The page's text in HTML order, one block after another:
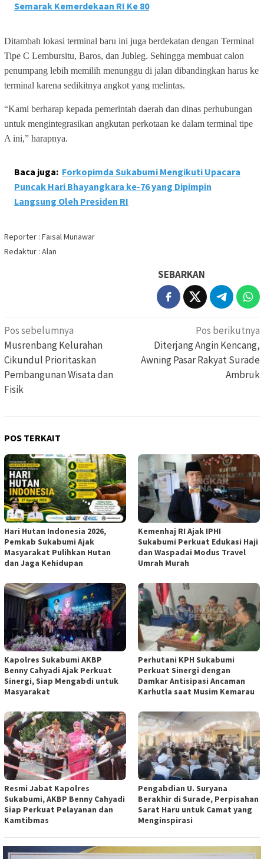
Semarak Kemerdekaan RI Ke 80
Ditambah lokasi terminal baru ini juga berdekatan dengan Terminal
Tipe C Lembursitu, Baros, dan Jubleg. Sehingga membuat calon
penumpang lebih memilih menunggu di jalan dibandingkan harus ke
terminal karena sedikitnya angkot yang melintas.
“Kami berharap kepada pemerintah daerah dan dinas perhubungan
untuk mengintegrasikan angkutan perkotaan ke dalam terminal tipe
A ini,” harapnya.
Baca juga: Forkopimda Sukabumi Mengikuti Upacara
Puncak Hari Bhayangkara ke-76 yang Dipimpin
Langsung Oleh Presiden RI
Reporter : Faisal Munawar
Redaktur : Alan
SEBARKAN
Navigasi
pos
Pos sebelumnya
Musrenbang Kelurahan
Cikundul Prioritaskan
Pembangunan Wisata dan
Fisik
Pos berikutnya
Diterjang Angin Kencang,
Awning Pasar Rakyat Surade
Ambruk
POS TERKAIT
Hari Hutan Indonesia 2026,
Pemkab Sukabumi Ajak
Masyarakat Pulihkan Hutan
dan Jaga Kehidupan
Kemenhaj RI Ajak IPHI
Sukabumi Perkuat Edukasi Haji
dan Waspadai Modus Travel
Umrah Murah
Kapolres Sukabumi AKBP
Benny Cahyadi Ajak Perkuat
Sinergi, Siap Mengabdi untuk
Masyarakat
Perhutani KPH Sukabumi
Perkuat Sinergi dengan
Damkar Antisipasi Ancaman
Karhutla saat Musim Kemarau
Resmi Jabat Kapolres
Sukabumi, AKBP Benny Cahyadi
Siap Perkuat Pelayanan dan
Kamtibmas
Pengabdian U. Suryana
Berakhir di Surade, Perpisahan
Sarat Haru untuk Camat yang
Menginspirasi